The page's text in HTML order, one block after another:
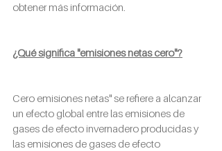
obtener más información.
¿Qué significa "emisiones netas cero"?
Cero emisiones netas" se refiere a alcanzar
un efecto global entre las emisiones de
gases de efecto invernadero producidas y
las emisiones de gases de efecto